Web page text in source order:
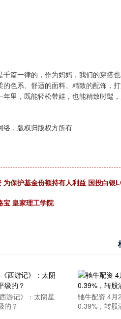
篇一律的，作为妈妈，我们的穿搭
的色系、舒适的面料、精致的配饰，
年里，既能轻松带娃，也能精致时髦
络，版权归版权方所有
为保护基金份额持有人利益 国投白银
宝 皇家理工学院
游记》：太阴星
的？
驰牛配资 4月
0.39%，转股